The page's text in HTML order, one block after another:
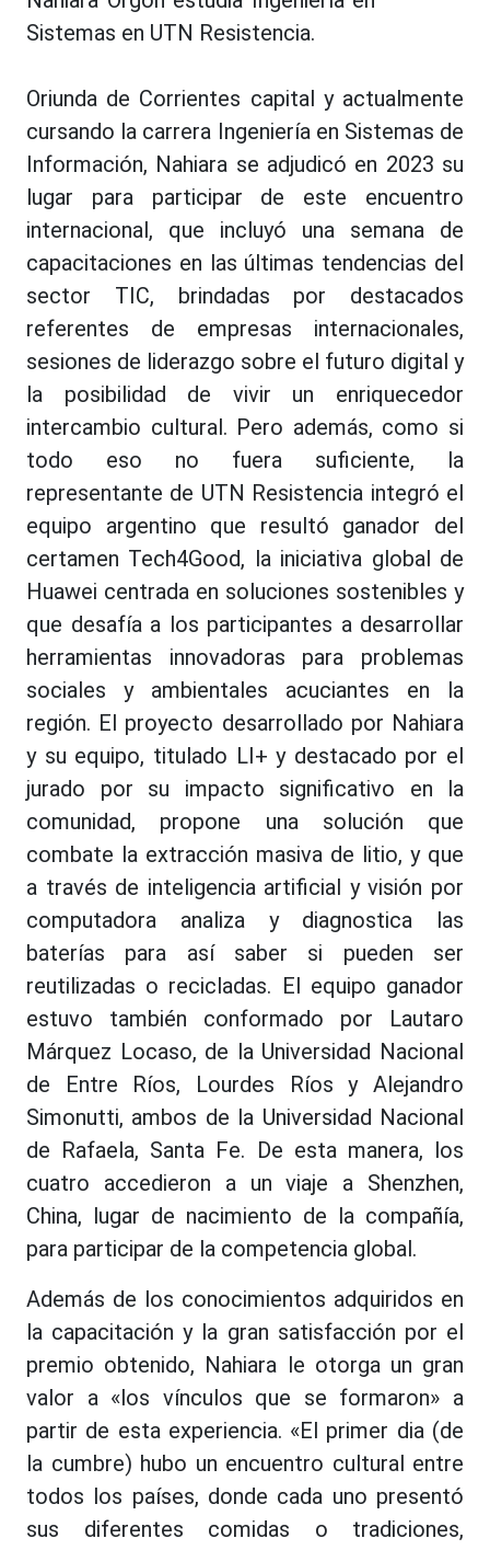
Sistemas en UTN Resistencia.
Oriunda de Corrientes capital y actualmente
cursando la carrera Ingeniería en Sistemas de
Información, Nahiara se adjudicó en 2023 su
lugar para participar de este encuentro
internacional, que incluyó una semana de
capacitaciones en las últimas tendencias del
sector TIC, brindadas por destacados
referentes de empresas internacionales,
sesiones de liderazgo sobre el futuro digital y
la posibilidad de vivir un enriquecedor
intercambio cultural. Pero además, como si
todo eso no fuera suficiente, la
representante de UTN Resistencia integró el
equipo argentino que resultó ganador del
certamen Tech4Good, la iniciativa global de
Huawei centrada en soluciones sostenibles y
que desafía a los participantes a desarrollar
herramientas innovadoras para problemas
sociales y ambientales acuciantes en la
región. El proyecto desarrollado por Nahiara
y su equipo, titulado LI+ y destacado por el
jurado por su impacto significativo en la
comunidad, propone una solución que
combate la extracción masiva de litio, y que
a través de inteligencia artificial y visión por
computadora analiza y diagnostica las
baterías para así saber si pueden ser
reutilizadas o recicladas. El equipo ganador
estuvo también conformado por Lautaro
Márquez Locaso, de la Universidad Nacional
de Entre Ríos, Lourdes Ríos y Alejandro
Simonutti, ambos de la Universidad Nacional
de Rafaela, Santa Fe. De esta manera, los
cuatro accedieron a un viaje a Shenzhen,
China, lugar de nacimiento de la compañía,
para participar de la competencia global.
Además de los conocimientos adquiridos en
la capacitación y la gran satisfacción por el
premio obtenido, Nahiara le otorga un gran
valor a «los vínculos que se formaron» a
partir de esta experiencia. «El primer dia (de
la cumbre) hubo un encuentro cultural entre
todos los países, donde cada uno presentó
sus diferentes comidas o tradiciones,